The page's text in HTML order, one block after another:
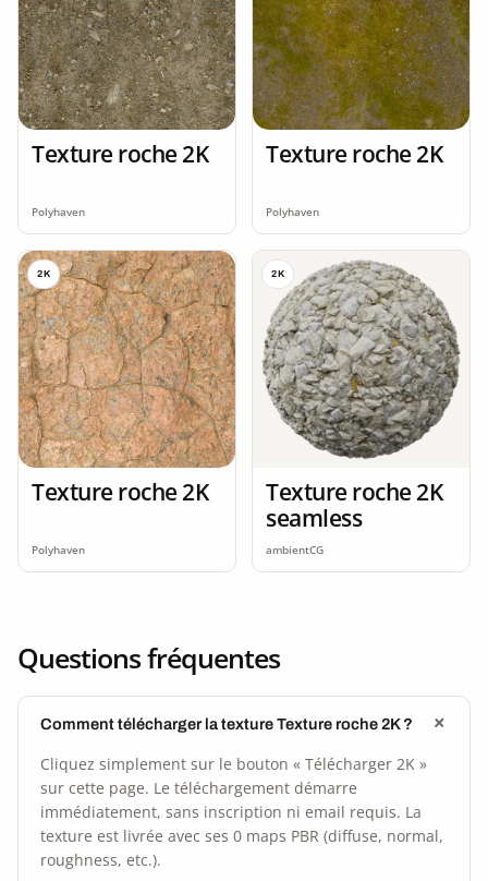
Texture roche 2K
Polyhaven
Texture roche 2K
Polyhaven
2K
Texture roche 2K
Polyhaven
2K
Texture roche 2K
seamless
ambientCG
Questions fréquentes
Comment télécharger la texture Texture roche 2K ?
Cliquez simplement sur le bouton « Télécharger 2K »
sur cette page. Le téléchargement démarre
immédiatement, sans inscription ni email requis. La
texture est livrée avec ses 0 maps PBR (diffuse, normal,
roughness, etc.).